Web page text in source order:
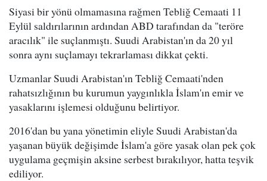
Siyasi bir yönü olmamasına rağmen Tebliğ Cemaati 11
Eylül saldırılarının ardından ABD tarafından da "teröre
aracılık" ile suçlanmıştı. Suudi Arabistan'ın da 20 yıl
sonra aynı suçlamayı tekrarlaması dikkat çekti.
Uzmanlar Suudi Arabistan'ın Tebliğ Cemaati'nden
rahatsızlığının bu kurumun yaygınlıkla İslam'ın emir ve
yasaklarını işlemesi olduğunu belirtiyor.
2016'dan bu yana yönetimin eliyle Suudi Arabistan'da
yaşanan büyük değişimde İslam'a göre yasak olan pek çok
uygulama geçmişin aksine serbest bırakılıyor, hatta teşvik
ediliyor.